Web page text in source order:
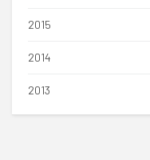
2015
2014
2013